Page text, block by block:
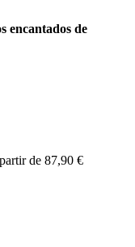
encantados de
de 87,90 €